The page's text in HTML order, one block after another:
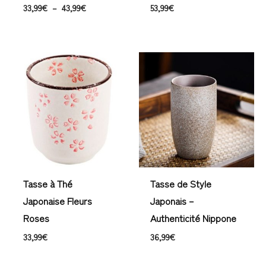
33,99€ – 43,99€ 53,99€
Tasse à Thé
Japonaise Fleurs
Roses
33,99€
Tasse de Style
Japonais –
Authenticité Nippone
36,99€